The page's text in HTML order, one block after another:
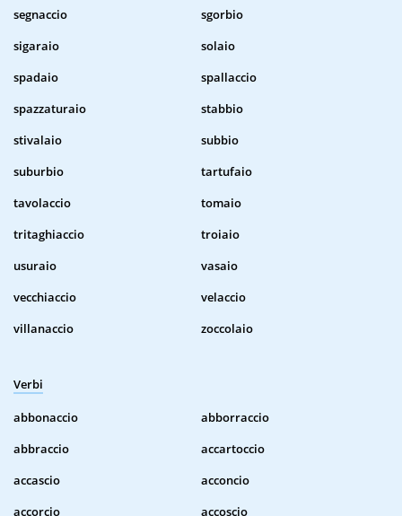
segnaccio
sgorbio
sigaraio
solaio
spadaio
spallaccio
spazzaturaio
stabbio
stivalaio
subbio
suburbio
tartufaio
tavolaccio
tomaio
tritaghiaccio
troiaio
usuraio
vasaio
vecchiaccio
velaccio
villanaccio
zoccolaio
Verbi
abbonaccio
abborraccio
abbraccio
accartoccio
accascio
acconcio
accorcio
accoscio